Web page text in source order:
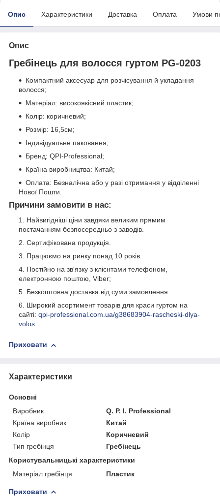
Опис Характеристики Доставка Оплата Умови
Опис
Гребінець для волосся гуртом PG-0203
Компактний аксесуар для розчісування й укладання
волосся;
Матеріал: високоякісний пластик;
Колір: коричневий;
Розмір: 16,5см;
Індивідуальне паковання;
Бренд: QPI-Professional;
Країна виробництва: Китай;
Оплата: Безналічна або у разі отримання у відділенні
Нової Пошти.
Причини замовити в нас:
Найвигідніші ціни завдяки великим прямим
постачанням безпосередньо з заводів.
Сертифікована продукція.
Працюємо на ринку понад 10 років.
Постійно на зв'язку з клієнтами телефоном,
електронною поштою, Viber;
Безкоштовна доставка від суми замовлення.
Широкий асортимент товарів для краси гуртом на
сайті: qpi-professional.com.ua/g38683904-rascheski-dlya-
volos.
Приховати
Характеристики
Основні
Виробник
Q. P. I. Professional
Країна виробник
Китай
Колір
Коричневий
Тип гребінця
Гребінець
Користувальницькі характеристики
Матеріал гребінця
Пластик
Приховати